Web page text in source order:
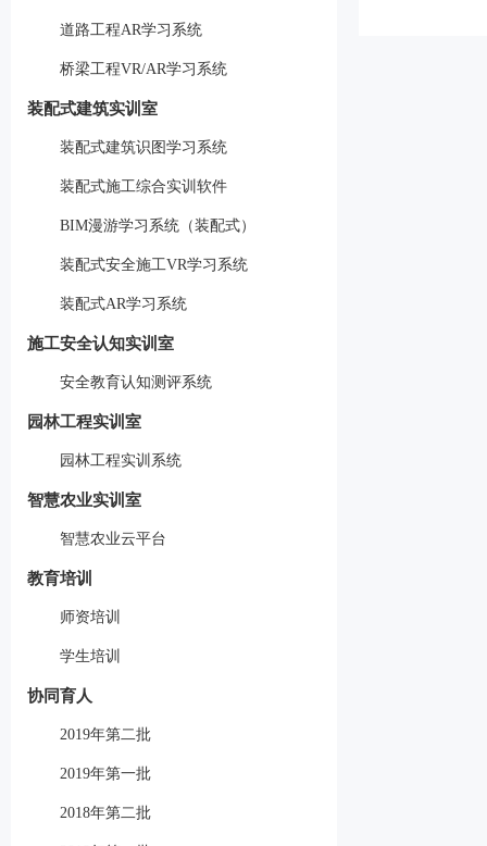
道路工程AR学习系统
桥梁工程VR/AR学习系统
装配式建筑实训室
装配式建筑识图学习系统
装配式施工综合实训软件
BIM漫游学习系统（装配式）
装配式安全施工VR学习系统
装配式AR学习系统
施工安全认知实训室
安全教育认知测评系统
园林工程实训室
园林工程实训系统
智慧农业实训室
智慧农业云平台
教育培训
师资培训
学生培训
协同育人
2019年第二批
2019年第一批
2018年第二批